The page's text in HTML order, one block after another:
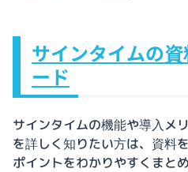
サインタイムの
ード
サインタイムの機能や導入メ
を詳しく知りたい方は、資料
ポイントをわかりやすくまと